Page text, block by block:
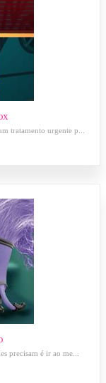
tratamento urgente p...
precisam é ir ao me...